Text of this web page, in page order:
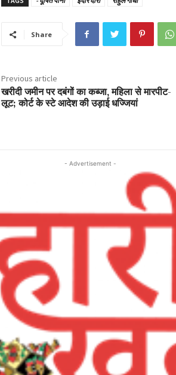
Share
Previous article
खरीदी जमीन पर दबंगों का कब्जा, महिला से मारपीट-
लूट; कोर्ट के स्टे आदेश की उड़ाई धज्जियां
- Advertisement -